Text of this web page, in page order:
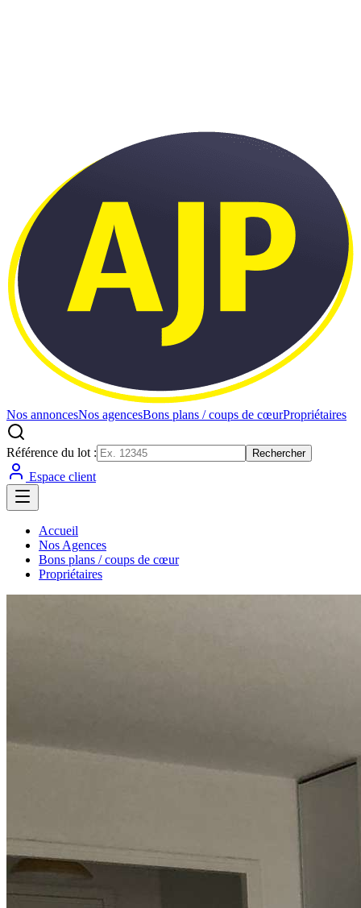
Nos annoncesNos agencesBons plans / coups de cœurPropriétaires
Référence du lot : Rechercher
Espace client
Accueil
Nos Agences
Bons plans / coups de cœur
Propriétaires